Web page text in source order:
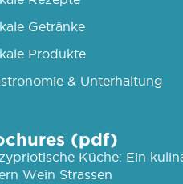
Getränke
Produkte
& Unterhaltung
(pdf)
Küche: Ein
Wein Strassen